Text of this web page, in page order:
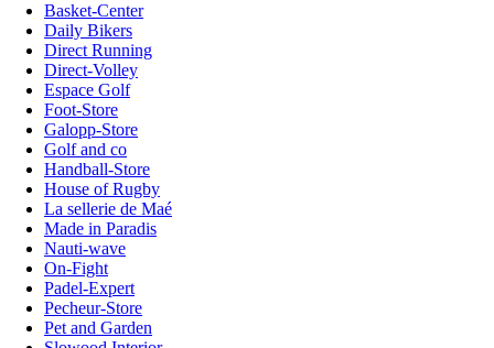
Basket-Center
Daily Bikers
Direct Running
Direct-Volley
Espace Golf
Foot-Store
Galopp-Store
Golf and co
Handball-Store
House of Rugby
La sellerie de Maé
Made in Paradis
Nauti-wave
On-Fight
Padel-Expert
Pecheur-Store
Pet and Garden